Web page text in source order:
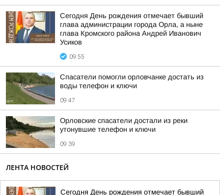
Сегодня День рождения отмечает бывший
глава администрации города Орла, а ныне
глава Кромского района Андрей Иванович
Усиков
09:55
Спасатели помогли орловчанке достать из
воды телефон и ключи
09:47
Орловские спасатели достали из реки
утонувшие телефон и ключи
09:39
ЛЕНТА НОВОСТЕЙ
Сегодня День рождения отмечает бывший